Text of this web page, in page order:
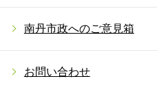
南丹市政へのご意見箱
お問い合わせ